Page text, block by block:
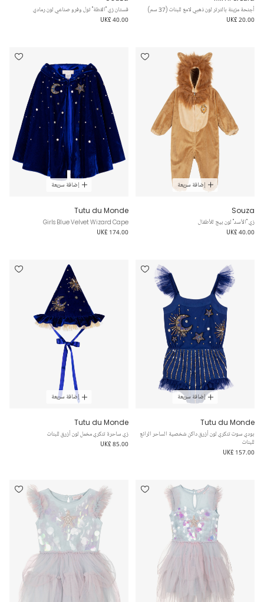
أجنحة مزينة بالترتر لون ذهبي لامع للبنات (37 سم)
UK£ 20.00
فستان زي "القطة" تول وفرو صناعي لون رمادي
UK£ 40.00
إضافة سريعة
Souza
زي "الأسد" لون بيج للأطفال
UK£ 40.00
إضافة سريعة
Tutu du Monde
Girls Blue Velvet Wizard Cape
UK£ 174.00
إضافة سريعة
Tutu du Monde
بودي سوت تنكري لون أزرق داكن شخصية الساحر الرائع
للبنات
UK£ 157.00
إضافة سريعة
Tutu du Monde
زي ساحرة تنكري مخمل لون أزرق للبنات
UK£ 85.00